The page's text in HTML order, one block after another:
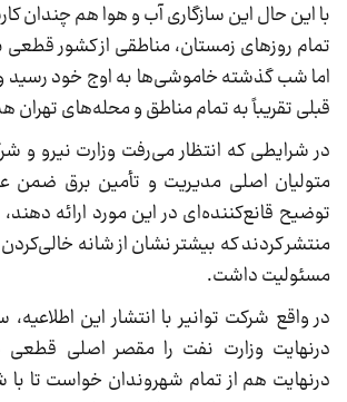
با این حال این سازگاری آب و هوا هم چندان
تمام روزهای زمستان، مناطقی از کشور قطعی
اما شب گذشته خاموشی‌ها به اوج خود رسید
قبلی تقریباً به تمام مناطق و محله‌های تهران
در شرایطی که انتظار می‌رفت وزارت نیرو و
متولیان اصلی مدیریت و تأمین برق ضمن
توضیح قانع‌کننده‌ای در این مورد ارائه دهند،
منتشر کردند که بیشتر نشان از شانه خالی‌کردن
مسئولیت داشت.
در واقع شرکت توانیر با انتشار این
درنهایت وزارت نفت را مقصر اصلی